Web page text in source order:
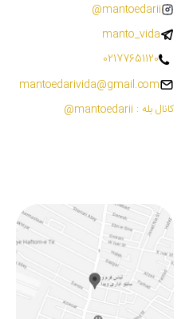
mantoedarii@
manto_vida
02177651120
mantoedarivida@gmail.com
کانال بله : mantoedarii@